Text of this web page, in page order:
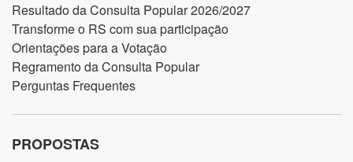
Resultado da Consulta Popular 2026/2027
Transforme o RS com sua participação
Orientações para a Votação
Regramento da Consulta Popular
Perguntas Frequentes
PROPOSTAS